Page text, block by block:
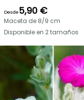
Desde5,90 €
Maceta de 8/9 cm
Disponible en 2 tamaños